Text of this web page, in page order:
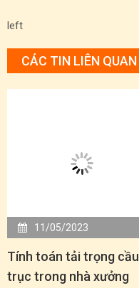
left
CÁC TIN LIÊN QUAN
11/05/2023
Tính toán tải trọng cầu
trục trong nhà xưởng